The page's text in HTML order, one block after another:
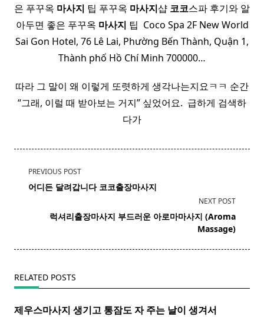
은 푸꾸옥 마사지 팁 푸꾸옥 마사지샵 코코스파 후기와 알
아두면 좋은 푸꾸옥 마사지 팁 ​ Coco Spa 2F New World
Sai Gon Hotel, 76 Lê Lai, Phường Bến Thành, Quận 1,
Thành phố Hồ Chí Minh 700000…
따라 그 말이 왜 이렇게 또렷하게 생각나는지요ㅋㅋ 순간
“그래, 이럴 때 받아보는 거지” 싶었어요. ​ 급하게 검색하
다가
<span
class="nav-
PREVIOUS POST
어디든 달려갑니다 코코출장마사지
NEXT POST
럭셔리출장마사지 부드러운 아로마마사지 (Aroma
Massage)
RELATED POSTS
제우스마사지 생기고 통잠도 자 주는 날이 생겨서